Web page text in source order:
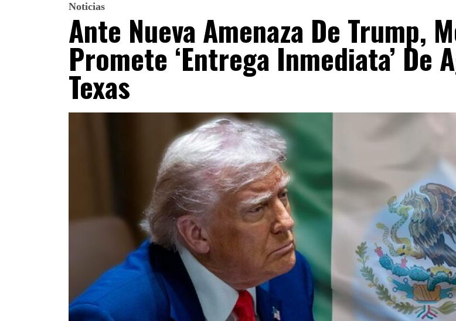
Noticias
Ante Nueva Amenaza De Trump,
Promete ‘entrega Inmediata’ De
Texas